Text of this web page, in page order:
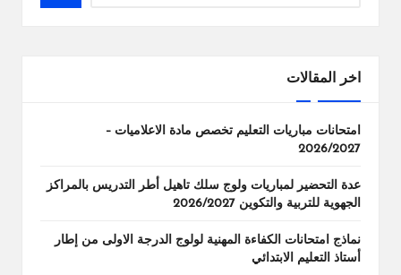
اخر المقالات
امتحانات مباريات التعليم تخصص مادة الاعلاميات –
2026/2027
عدة التحضير لمباريات ولوج سلك تاهيل أطر التدريس بالمراكز
الجهوية للتربية والتكوين 2026/2027
نماذج امتحانات الكفاءة المهنية لولوج الدرجة الاولى من إطار
أستاذ التعليم الابتدائي